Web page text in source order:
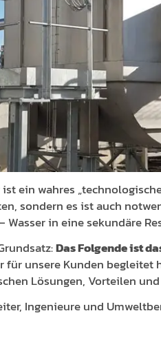
ein wahres
sondern es ist auch
in eine sekundäre
Das Folgende ist
unsere Kunden begleitet
Lösungen, Vorteilen
Ingenieure und